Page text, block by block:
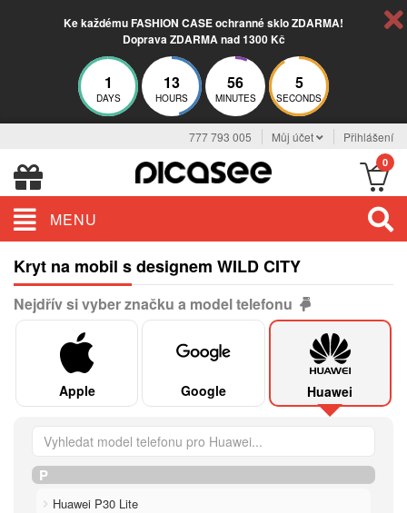
Ke každému FASHION CASE ochranné sklo ZDARMA!
Doprava ZDARMA nad 1300 Kč
1
DAYS
13
HOURS
56
MINUTES
4
SECONDS
777 793 005 Můj účet Přihlášení
0
MENU
Kryt na mobil s designem WILD CITY
Nejdřív si vyber značku a model telefonu
Apple Google Huawei
P
Huawei P30 Lite